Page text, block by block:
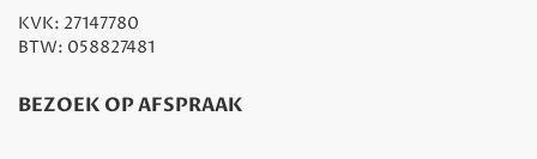
KVK: 27147780
BTW: 058827481
BEZOEK OP AFSPRAAK